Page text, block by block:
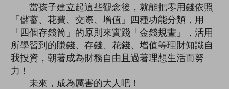
當孩子建立起這些觀念後，就能把零用錢依照
「儲蓄、花費、交際、增值」四種功能分類，用
「四個存錢筒」的原則來實踐「金錢規畫」，活用
所學習到的賺錢、存錢、花錢、增值等理財知識自
我投資，朝著成為財務自由且過著理想生活而努
力！
未來，成為厲害的大人吧！